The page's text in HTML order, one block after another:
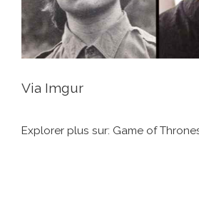
Via Imgur
Explorer plus sur: Game of